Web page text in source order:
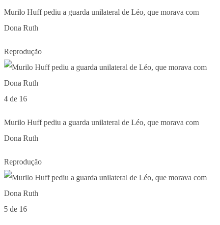
Murilo Huff pediu a guarda unilateral de Léo, que morava com
Dona Ruth
Reprodução
4 de 16
Murilo Huff pediu a guarda unilateral de Léo, que morava com
Dona Ruth
Reprodução
5 de 16